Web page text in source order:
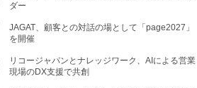
ダー
JAGAT、顧客との対話の場として「page2027」
を開催
リコージャパンとナレッジワーク、AIによる営業
現場のDX支援で共創